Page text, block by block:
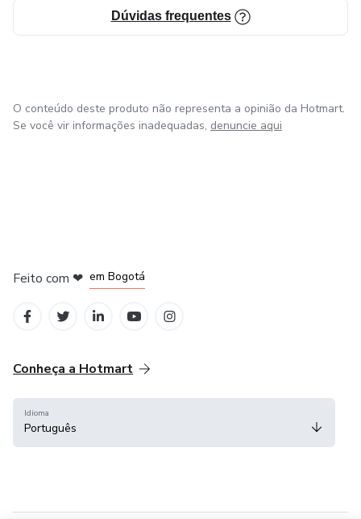
Dúvidas frequentes
O conteúdo deste produto não representa a opinião da Hotmart.
Se você vir informações inadequadas, denuncie aqui
Feito com ❤ em Bogotá
Conheça a Hotmart
Idioma
Português